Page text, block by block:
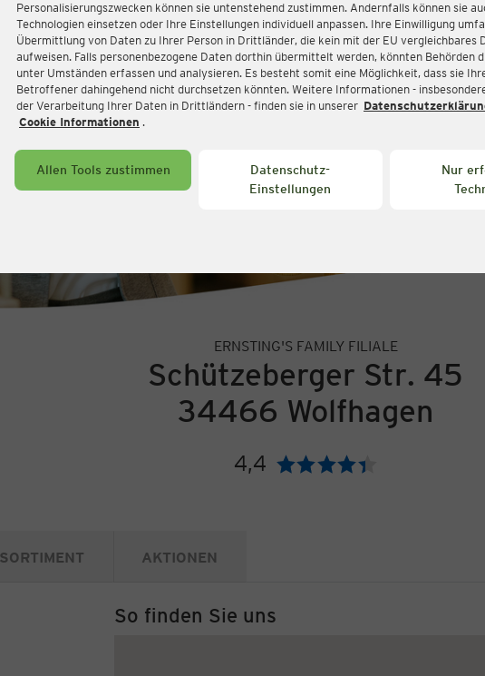
Personalisierungszwecken können sie untenstehend zustimmen. Andernfalls können sie
Technologien einsetzen oder Ihre Einstellungen individuell anpassen. Ihre Einwilligung
Übermittlung von Daten zu Ihrer Person in Drittländer, die kein mit der EU vergleichbares
aufweisen. Falls personenbezogene Daten dorthin übermittelt werden, könnten Behörden
unter Umständen erfassen und analysieren. Es besteht somit eine Möglichkeit, dass sie
Betroffener dahingehend nicht durchsetzen könnten. Weitere Informationen -
der Verarbeitung Ihrer Daten in Drittländern - finden sie in unserer
Cookie Informationen .
Allen Tools zustimmen
Datenschutz-
Einstellungen
Nur
ERNSTING'S FAMILY FILIALE
Schützeberger Str. 45
34466 Wolfhagen
4,4 Bewertung:
SORTIMENT AKTIONEN
So finden Sie uns